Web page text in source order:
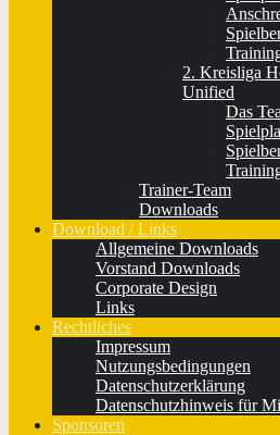
2. Kreisliga
Unified
Das
Trainer-Team
Downloads
Download / Links
Allgemeine Downloads
Vorstand Downloads
Corporate Design
Links
Rechtliches
Impressum
Nutzungsbedingungen
Datenschutzerklärung
Datenschutzhinweis für
Sponsoren